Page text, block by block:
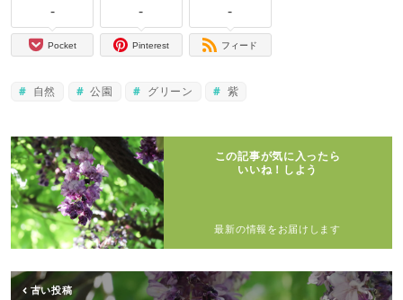
-
Pocket
-
Pinterest
-
フィード
自然 公園 グリーン 紫
この記事が気に入ったら
いいね！しよう
最新の情報をお届けします
古い投稿